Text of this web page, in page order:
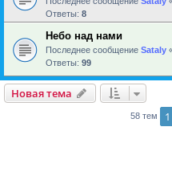
Ответы: 8
Небо над нами
Последнее сообщение Sataly
Ответы: 99
Новая тема
58 тем 1